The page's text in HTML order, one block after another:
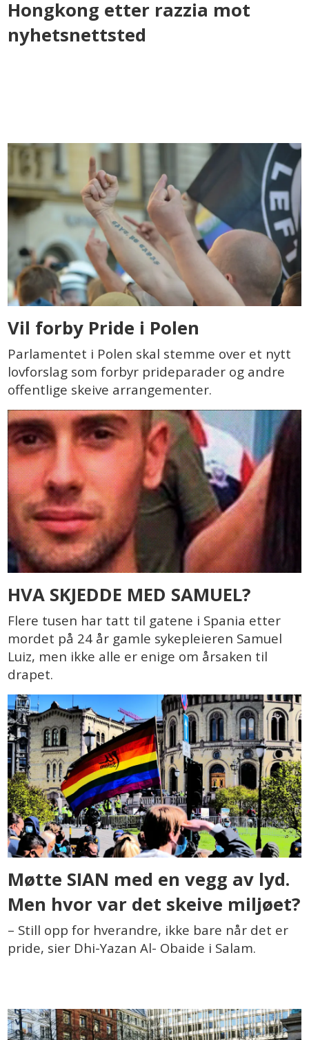
Hongkong etter razzia mot
nyhetsnettsted
Vil forby Pride i Polen
Parlamentet i Polen skal stemme over et nytt
lovforslag som forbyr prideparader og andre
offentlige skeive arrangementer.
HVA SKJEDDE MED SAMUEL?
Flere tusen har tatt til gatene i Spania etter
mordet på 24 år gamle sykepleieren Samuel
Luiz, men ikke alle er enige om årsaken til
drapet.
Møtte SIAN med en vegg av lyd.
Men hvor var det skeive miljøet?
– Still opp for hverandre, ikke bare når det er
pride, sier Dhi-Yazan Al- Obaide i Salam.